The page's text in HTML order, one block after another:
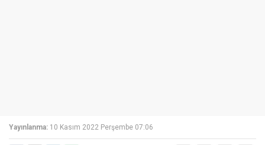
Yayınlanma: 10 Kasım 2022 Perşembe 07:06